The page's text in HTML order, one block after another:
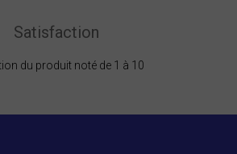
Satisfaction
du produit noté de 1 à 10